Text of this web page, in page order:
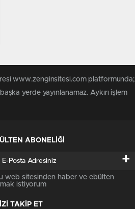
www.zenginsitesi.com platformunda;
yerde yayınlanamaz. Aykırı işlem
ABONELİĞİ
+
web sitesinden haber ve ebülten
istiyorum
TAKİP ET